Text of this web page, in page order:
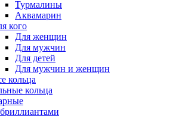
Турмалины
Аквамарин
кого
Для женщин
Для мужчин
Для детей
Для мужчин и женщин
кольца
кольца